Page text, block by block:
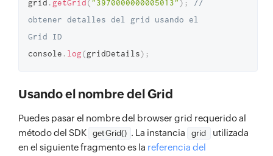
grid . getGrid("3970000000005013") ;
//
obtener detalles del grid usando el
Grid ID
console . log(gridDetails) ;
Usando el nombre del Grid
Puedes pasar el nombre del browser grid requerido al
método del SDK
getGrid() . La instancia grid
utilizada
en el siguiente fragmento es la referencia del